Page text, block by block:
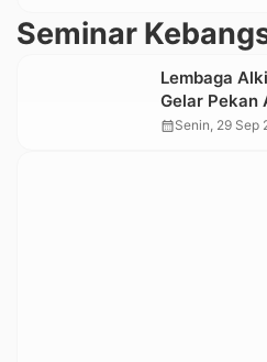
Seminar
Lembaga
Gelar Pekan
Berikut
calendar_monthSenin, 29 Sep